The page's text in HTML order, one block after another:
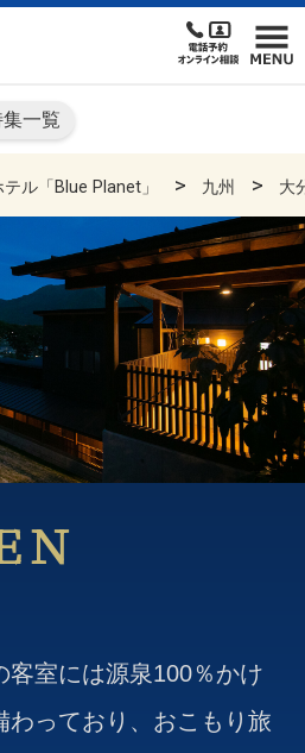
一覧
ル「Blue Planet」 九州 大
Ｎ
客室には源泉100％かけ
わっており、おこもり旅